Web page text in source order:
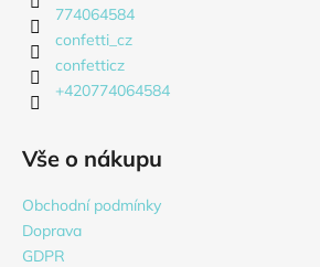
774064584
confetti_cz
confetticz
+420774064584
Vše o nákupu
Obchodní podmínky
Doprava
GDPR